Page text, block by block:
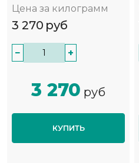
Цена за килограмм
3 270 руб
− +
3 270 руб
КУПИТЬ